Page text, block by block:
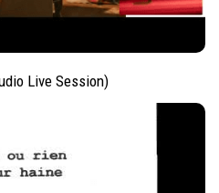
Live Session)